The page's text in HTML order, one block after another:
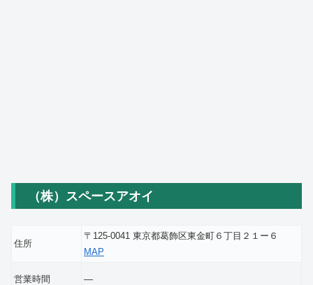
（株）スペースアオイ
住所
〒125-0041 東京都葛飾区東金町６丁目２１ー６
MAP
営業時間 ―